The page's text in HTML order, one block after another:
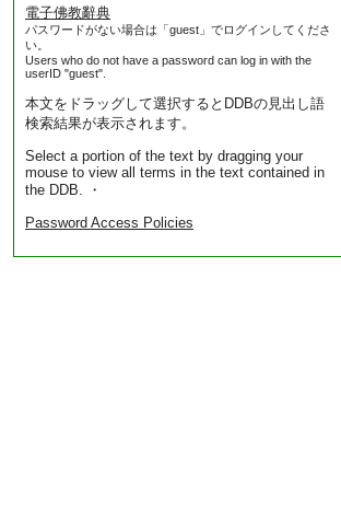
電子佛教辭典
パスワードがない場合は「guest」でログインしてくださ
い。
Users who do not have a password can log in with the
userID "guest".
本文をドラッグして選択するとDDBの見出し語
検索結果が表示されます。
Select a portion of the text by dragging your
mouse to view all terms in the text contained in
the DDB. ・
Password Access Policies